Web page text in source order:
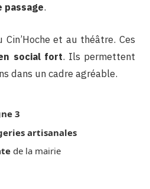
passage.
et au théâtre. Ces
social fort. Ils permettent
dans un cadre agréable.
3
artisanales
de la mairie